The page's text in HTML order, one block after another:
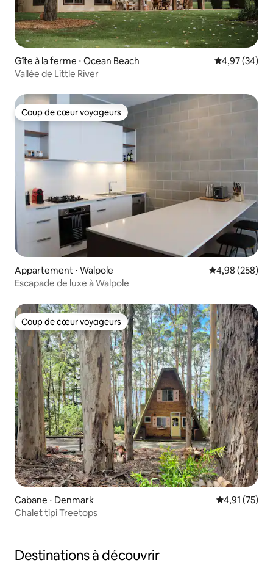
Gîte à la ferme ⋅ Ocean Beach Évaluation
4,97 (34)
Vallée de Little River
Coup de cœur voyageurs
Coup de cœur voyageurs
Appartement ⋅ Walpole Évaluation
4,98 (258)
Escapade de luxe à Walpole
Coup de cœur voyageurs
Coup de cœur voyageurs
Cabane ⋅ Denmark Évaluation
4,91 (75)
Chalet tipi Treetops
Destinations à découvrir